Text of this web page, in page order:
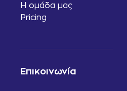
Η ομάδα μας
Pricing
Επικοινωνία